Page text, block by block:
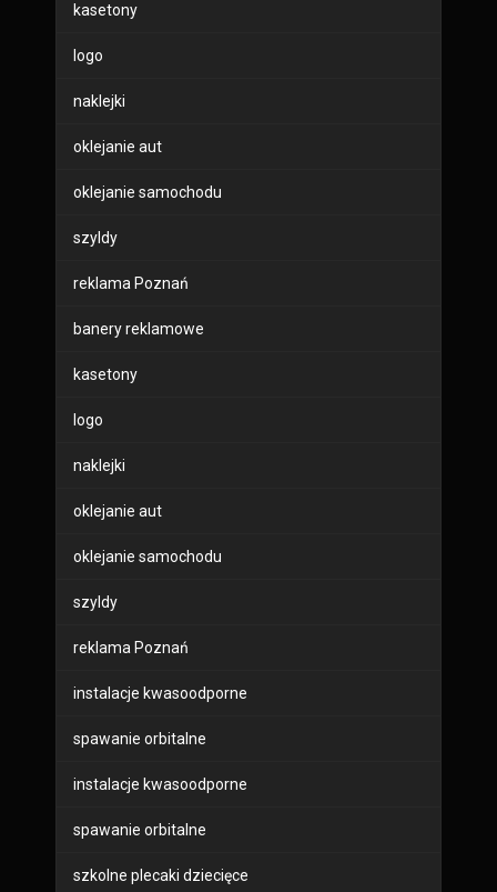
kasetony
logo
naklejki
oklejanie aut
oklejanie samochodu
szyldy
reklama Poznań
banery reklamowe
kasetony
logo
naklejki
oklejanie aut
oklejanie samochodu
szyldy
reklama Poznań
instalacje kwasoodporne
spawanie orbitalne
instalacje kwasoodporne
spawanie orbitalne
szkolne plecaki dziecięce